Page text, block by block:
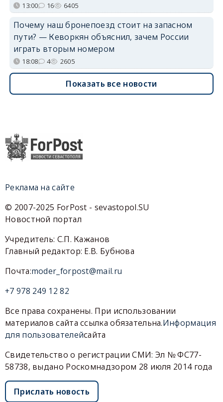
13:00 16 6405
Почему наш бронепоезд стоит на запасном
пути? — Кеворкян объяснил, зачем России
играть вторым номером
18:08 4 2605
Показать все новости
Реклама на сайте
© 2007-2025 ForPost - sevastopol.SU
Новостной портал
Учредитель: С.П. Кажанов
Главный редактор: Е.В. Бубнова
Почта:moder_forpost@mail.ru
+7 978 249 12 82
Все права сохранены. При использовании
материалов сайта ссылка обязательна.Информация
для пользователейсайта
Свидетельство о регистрации СМИ: Эл № ФС77-
58738, выдано Роскомнадзором 28 июля 2014 года
Прислать новость